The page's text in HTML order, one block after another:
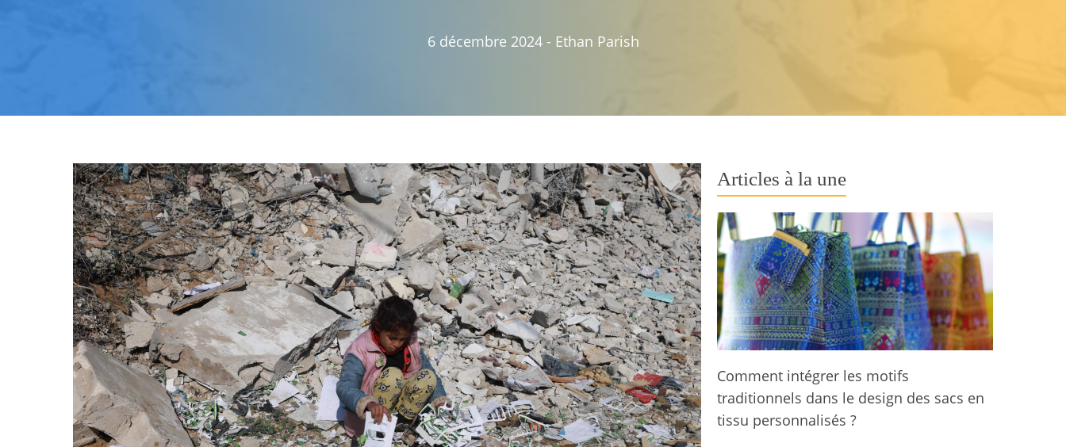
6 décembre 2024 - Ethan Parish
Articles à la une
Comment intégrer les motifs
traditionnels dans le design des sacs en
tissu personnalisés ?